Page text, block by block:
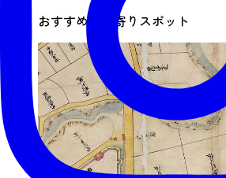
おすすめ立ち寄りスポット